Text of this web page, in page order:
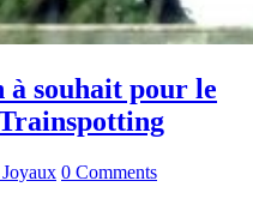
souhait pour le
0 Comments